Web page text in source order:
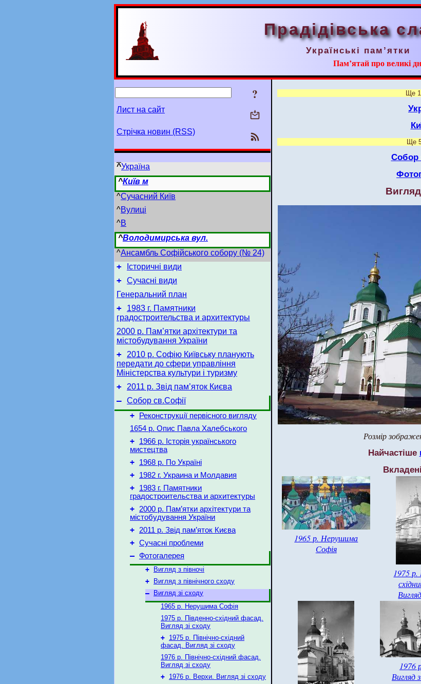
Прадідівська
Українські пам’ятки
Пам’ятай про великі
?
Лист на сайт
Стрічка новин (RSS)
^Україна
^Київ м
^Сучасний Київ
^Вулиці
^В
^Володимирська вул.
^Ансамбль Софійського собору (№ 24)
+ Історичні види
+ Сучасні види
Генеральний план
+
1983 г. Памятники
градостроительства и архитектуры
2000 р. Пам’ятки архітектури та
містобудування України
+
2010 р. Софію Київську планують
передати до сфери управління
Міністерства культури і туризму
+ 2011 р. Звід пам’яток Києва
– Собор св.Софії
+
Реконструкції первісного вигляду
1654 р. Опис Павла Халебського
+
1966 р. Історія українського
мистецтва
+ 1968 р. По Україні
+ 1982 г. Украина и Молдавия
+
1983 г. Памятники
градостроительства и архитектуры
+
2000 р. Пам’ятки архітектури та
містобудування України
+ 2011 р. Звід пам’яток Києва
+ Сучасні проблеми
– Фотогалерея
+
Вигляд з півночі
+
Вигляд з північного сходу
–
Вигляд зі сходу
1965 р. Нерушима Софія
1975 р. Південно-східний фасад.
Вигляд зі сходу
+ 1975 р. Північно-східний
фасад. Вигляд зі сходу
1976 р. Північно-східний фасад.
Вигляд зі сходу
+ 1976 р. Верхи. Вигляд зі сходу
Ще 1
Ще 5
Собор
Розмір
Найчастіше
1965 р. Нерушима
Софія
1975 р.
1976
Вигляд